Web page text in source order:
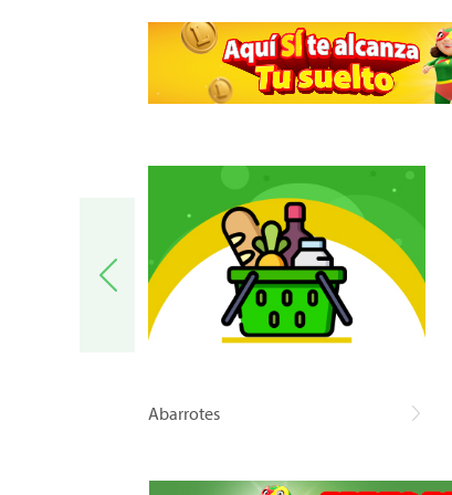
Abarrotes